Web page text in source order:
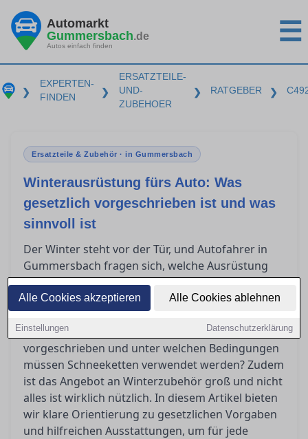
Alle Cookies akzeptieren Alle Cookies ablehnen
Einstellungen Datenschutzerklärung
Automarkt
Gummersbach.de
Autos einfach finden ☰
❯
EXPERTEN-
FINDEN
❯
ERSATZTEILE-
UND-
ZUBEHOER
❯ RATGEBER ❯
Ersatzteile & Zubehör · in Gummersbach
Winterausrüstung fürs Auto: Was
gesetzlich vorgeschrieben ist und was
sinnvoll ist
Der Winter steht vor der Tür, und Autofahrer in
Gummersbach fragen sich, welche Ausrüstung
entscheidend ist, um sicher durch die kalte
Jahreszeit zu kommen. Die situative
Winterreifenpflicht wirft immer wieder Fragen
auf: Wann genau sind Winterreifen
vorgeschrieben und unter welchen Bedingungen
müssen Schneeketten verwendet werden? Zudem
ist das Angebot an Winterzubehör groß und nicht
alles ist wirklich nützlich. In diesem Artikel bieten
wir klare Orientierung zu gesetzlichen Vorgaben
und hilfreichen Ausstattungen, um für jede